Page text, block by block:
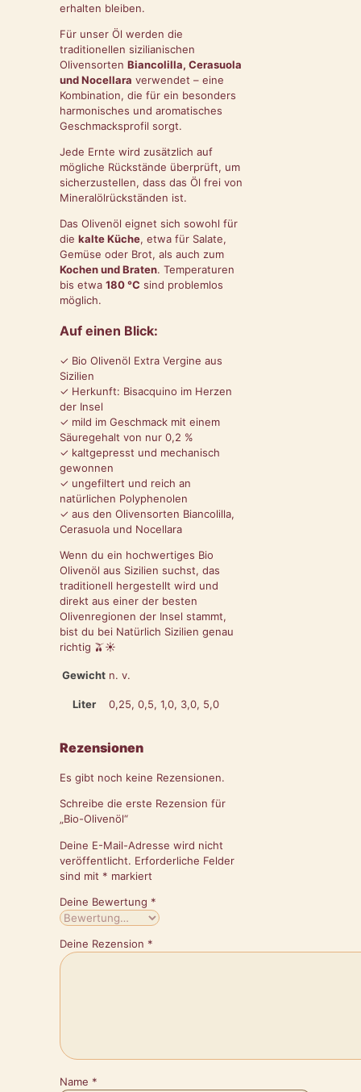
erhalten bleiben.
Für unser Öl werden die
traditionellen sizilianischen
Olivensorten Biancolilla, Cerasuola
und Nocellara verwendet – eine
Kombination, die für ein besonders
harmonisches und aromatisches
Geschmacksprofil sorgt.
Jede Ernte wird zusätzlich auf
mögliche Rückstände überprüft, um
sicherzustellen, dass das Öl frei von
Mineralölrückständen ist.
Das Olivenöl eignet sich sowohl für
die kalte Küche, etwa für Salate,
Gemüse oder Brot, als auch zum
Kochen und Braten. Temperaturen
bis etwa 180 °C sind problemlos
möglich.
Auf einen Blick:
✓ Bio Olivenöl Extra Vergine aus
Sizilien
✓ Herkunft: Bisacquino im Herzen
der Insel
✓ mild im Geschmack mit einem
Säuregehalt von nur 0,2 %
✓ kaltgepresst und mechanisch
gewonnen
✓ ungefiltert und reich an
natürlichen Polyphenolen
✓ aus den Olivensorten Biancolilla,
Cerasuola und Nocellara
Wenn du ein hochwertiges Bio
Olivenöl aus Sizilien suchst, das
traditionell hergestellt wird und
direkt aus einer der besten
Olivenregionen der Insel stammt,
bist du bei Natürlich Sizilien genau
richtig 🫒☀️
Gewicht n. v.
Liter 0,25, 0,5, 1,0, 3,0, 5,0
Rezensionen
Es gibt noch keine Rezensionen.
Schreibe die erste Rezension für
„Bio-Olivenöl“
Deine E-Mail-Adresse wird nicht
veröffentlicht. Erforderliche Felder
sind mit * markiert
Deine Bewertung *
Deine Rezension *
Name *